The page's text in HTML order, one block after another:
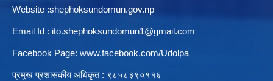
Website :shephoksundomun.gov.np
Email Id : ito.shephoksundomun1@gmail.com
Facebook Page: www.facebook.com/Udolpa
प्रमुख प्रशासकीय अधिकृत : ९८५८३९०११६‍